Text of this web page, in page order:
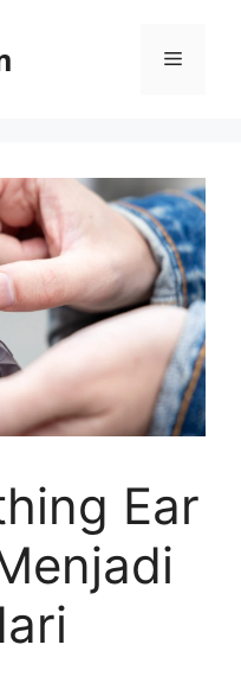
Menu
Ear